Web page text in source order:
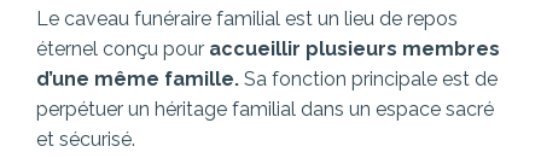
Le caveau funéraire familial est un lieu de repos
éternel conçu pour accueillir plusieurs membres
d’une même famille. Sa fonction principale est de
perpétuer un héritage familial dans un espace sacré
et sécurisé.